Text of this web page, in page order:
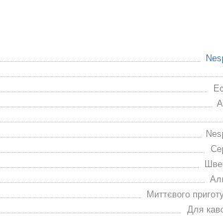
Миттєвого
Для